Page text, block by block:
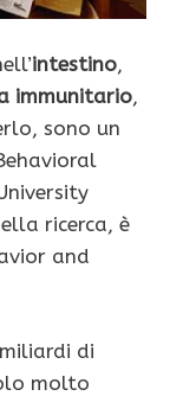
intestino,
immunitario,
sono un
ricerca, è
and
di
molto